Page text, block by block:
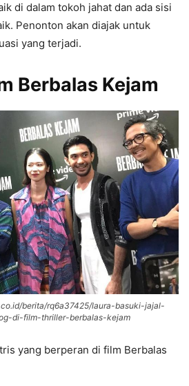
di dalam tokoh jahat dan ada sisi
Penonton akan diajak untuk
yang terjadi.
Berbalas Kejam
berita/rq6a37425/laura-basuki-jajal-
di-film-thriller-berbalas-kejam
yang berperan di film Berbalas